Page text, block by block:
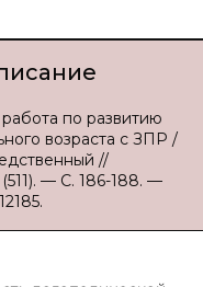
по развитию
возраста с ЗПР /
//
— С. 186-188. —